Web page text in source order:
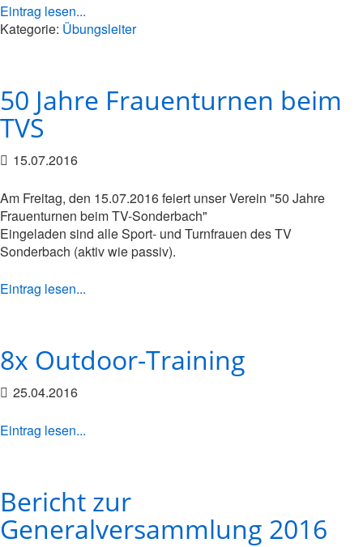
Eintrag lesen...
Kategorie: Übungsleiter
50 Jahre Frauenturnen beim
TVS
15.07.2016
Am Freitag, den 15.07.2016 feiert unser Verein "50 Jahre
Frauenturnen beim TV-Sonderbach"
Eingeladen sind alle Sport- und Turnfrauen des TV
Sonderbach (aktiv wie passiv).
Eintrag lesen...
8x Outdoor-Training
25.04.2016
Eintrag lesen...
Bericht zur
Generalversammlung 2016